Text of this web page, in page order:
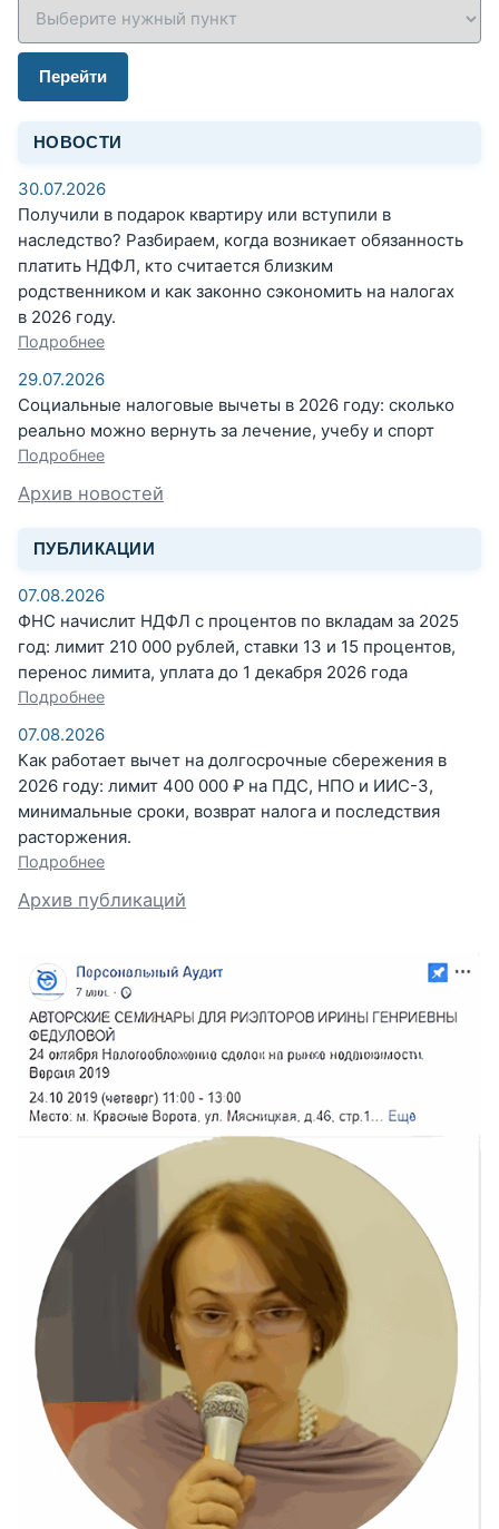
Перейти
НОВОСТИ
30.07.2026
Получили в подарок квартиру или вступили в
наследство? Разбираем, когда возникает обязанность
платить НДФЛ, кто считается близким
родственником и как законно сэкономить на налогах
в 2026 году.
Подробнее
29.07.2026
Социальные налоговые вычеты в 2026 году: сколько
реально можно вернуть за лечение, учебу и спорт
Подробнее
Архив новостей
ПУБЛИКАЦИИ
07.08.2026
ФНС начислит НДФЛ с процентов по вкладам за 2025
год: лимит 210 000 рублей, ставки 13 и 15 процентов,
перенос лимита, уплата до 1 декабря 2026 года
Подробнее
07.08.2026
Как работает вычет на долгосрочные сбережения в
2026 году: лимит 400 000 ₽ на ПДС, НПО и ИИС-3,
минимальные сроки, возврат налога и последствия
расторжения.
Подробнее
Архив публикаций